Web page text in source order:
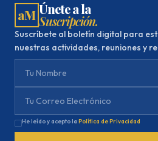
aMÚnete a la
Suscripción.
Suscríbete al boletín digital para
nuestras actividades, reuniones y
He leído y acepto la Política de Privacidad